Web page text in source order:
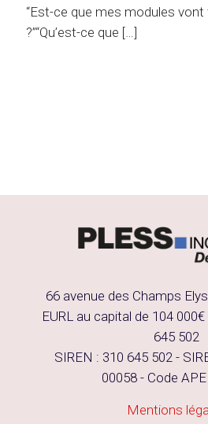
“Est-ce que mes modules vont
?”“Qu’est-ce que […]
66 avenue des Champs
EURL au capital de 104 000€
645 502
SIREN : 310 645 502 -
00058 - Code
Mentions